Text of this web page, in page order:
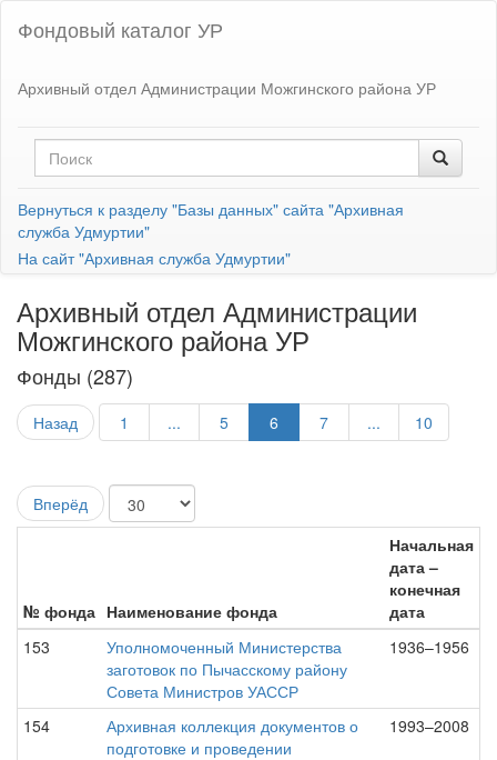
Фондовый каталог УР
Архивный отдел Администрации Можгинского района УР
Вернуться к разделу "Базы данных" сайта "Архивная
служба Удмуртии"
На сайт "Архивная служба Удмуртии"
Архивный отдел Администрации
Можгинского района УР
Фонды (287)
Назад 1 ... 5 6 7 ... 10
Вперёд
№ фонда Наименование фонда
Начальная
дата –
конечная
дата
153
Уполномоченный Министерства
заготовок по Пычасскому району
Совета Министров УАССР
1936–1956
154
Архивная коллекция документов о
подготовке и проведении
1993–2008